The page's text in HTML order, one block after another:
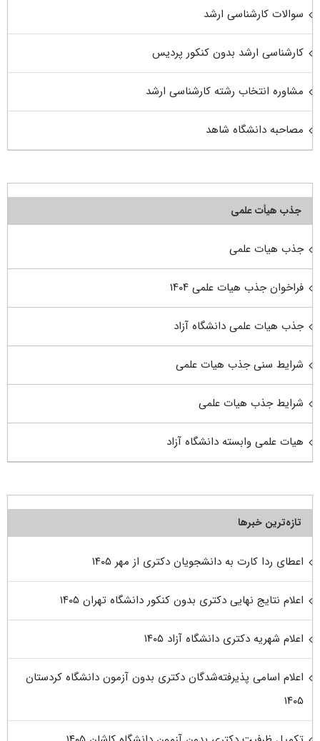
سوالات کارشناسی ارشد
کارشناسی ارشد بدون کنکور پردیس
مشاوره انتخاب رشته کارشناسی ارشد
مصاحبه دانشگاه شاهد
جذب هیأت علمی
جذب هیات علمی
فراخوان جذب هیات علمی ۱۴۰۴
جذب هیات علمی دانشگاه آزاد
شرایط سنی جذب هیات علمی
شرایط جذب هیات علمی
هیات علمی وابسته دانشگاه آزاد
تازه‌ترین خبرها
اعطای ردا کارت به دانشجویان دکتری از مهر ۱۴۰۵
اعلام نتایج نهایی دکتری بدون کنکور دانشگاه تهران ۱۴۰۵
اعلام شهریه دکتری دانشگاه آزاد ۱۴۰۵
اعلام اسامی پذیرفته‌شدگان دکتری بدون آزمون دانشگاه کردستان
۱۴۰۵